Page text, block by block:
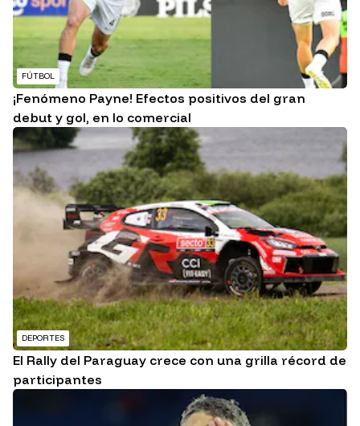
FÚTBOL
¡Fenómeno Payne! Efectos positivos del gran
debut y gol, en lo comercial
DEPORTES
El Rally del Paraguay crece con una grilla récord de
participantes